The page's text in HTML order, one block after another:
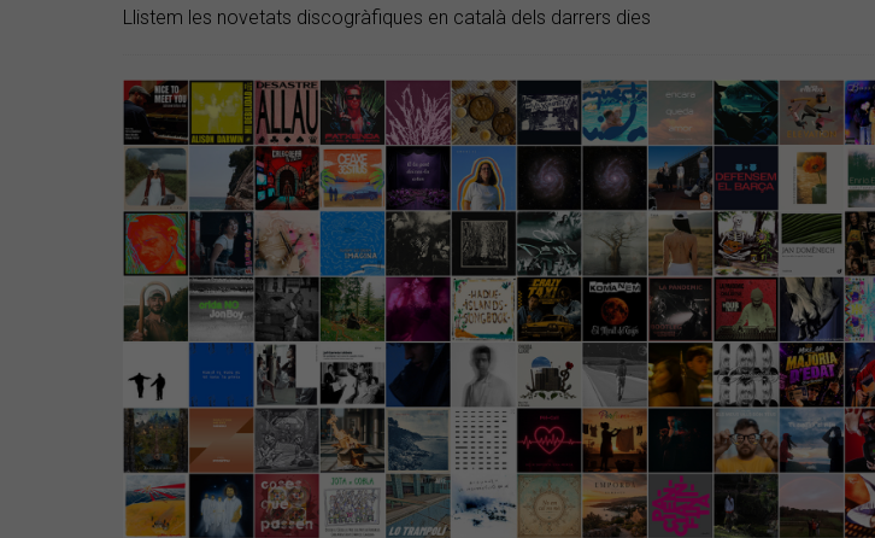
Llistem les novetats discogràfiques en català dels darrers dies